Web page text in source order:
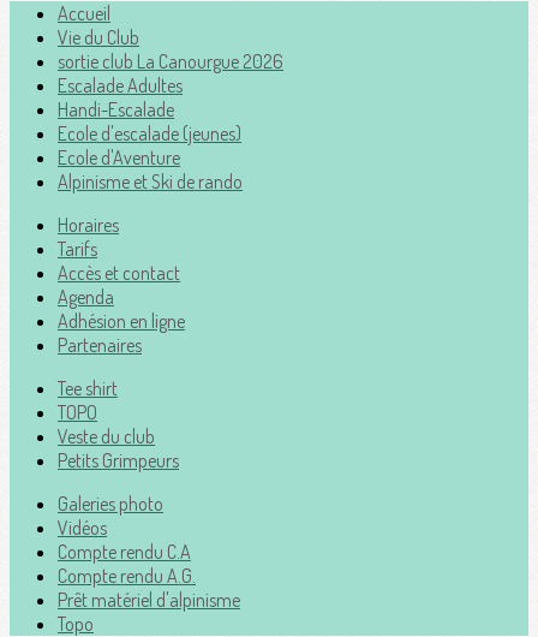
Accueil
Vie du Club
sortie club La Canourgue 2026
Escalade Adultes
Handi-Escalade
Ecole d'escalade (jeunes)
Ecole d'Aventure
Alpinisme et Ski de rando
Horaires
Tarifs
Accès et contact
Agenda
Adhésion en ligne
Partenaires
Tee shirt
TOPO
Veste du club
Petits Grimpeurs
Galeries photo
Vidéos
Compte rendu C.A
Compte rendu A.G.
Prêt matériel d'alpinisme
Topo